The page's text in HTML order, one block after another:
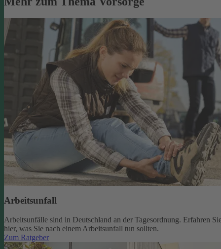
Arbeitsunfall
Arbeitsunfälle sind in Deutschland an der Tagesordnung. Erfahren
hier, was Sie nach einem Arbeitsunfall tun sollten.
Zum Ratgeber